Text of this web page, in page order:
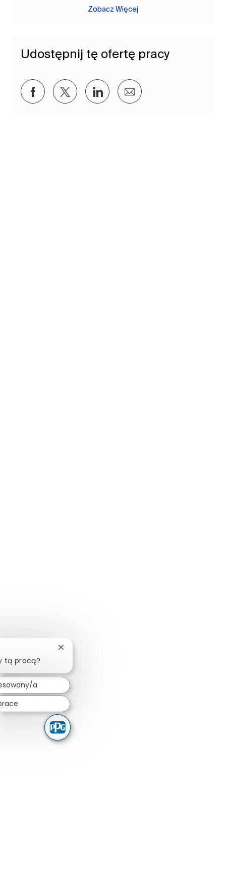
Zobacz Więcej
Udostępnij tę ofertę pracy
Udostępnij przez Facebook
Udostępnij przez twitter
Udostępnij przez LinkedIn
Udostępnij przez
tą pracą?
Zamknij powiadomienie chatbota
a